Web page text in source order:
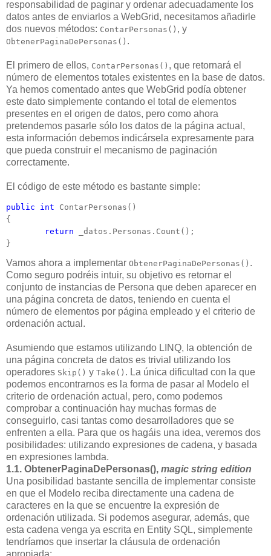
responsabilidad de paginar y ordenar adecuadamente los
datos antes de enviarlos a WebGrid, necesitamos añadirle
dos nuevos métodos: ContarPersonas() , y
ObtenerPaginaDePersonas() .
El primero de ellos, ContarPersonas() , que retornará el
número de elementos totales existentes en la base de datos.
Ya hemos comentado antes que WebGrid podía obtener
este dato simplemente contando el total de elementos
presentes en el origen de datos, pero como ahora
pretendemos pasarle sólo los datos de la página actual,
esta información debemos indicársela expresamente para
que pueda construir el mecanismo de paginación
correctamente.
El código de este método es bastante simple:
public int ContarPersonas()
{
return _datos.Personas.Count();
}
Vamos ahora a implementar ObtenerPaginaDePersonas() .
Como seguro podréis intuir, su objetivo es retornar el
conjunto de instancias de Persona que deben aparecer en
una página concreta de datos, teniendo en cuenta el
número de elementos por página empleado y el criterio de
ordenación actual.
Asumiendo que estamos utilizando LINQ, la obtención de
una página concreta de datos es trivial utilizando los
operadores Skip() y Take() . La única dificultad con la que
podemos encontrarnos es la forma de pasar al Modelo el
criterio de ordenación actual, pero, como podemos
comprobar a continuación hay muchas formas de
conseguirlo, casi tantas como desarrolladores que se
enfrenten a ella. Para que os hagáis una idea, veremos dos
posibilidades: utilizando expresiones de cadena, y basada
en expresiones lambda.
1.1. ObtenerPaginaDePersonas(), magic string edition
Una posibilidad bastante sencilla de implementar consiste
en que el Modelo reciba directamente una cadena de
caracteres en la que se encuentre la expresión de
ordenación utilizada. Si podemos asegurar, además, que
esta cadena venga ya escrita en Entity SQL, simplemente
tendríamos que insertar la cláusula de ordenación